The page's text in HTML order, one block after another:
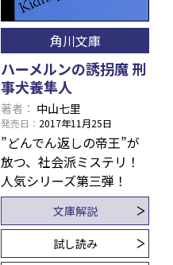
角川文庫
ハーメルンの誘拐魔 刑
事犬養隼人
著者 中山七里
発売日 2017年11月25日
”どんでん返しの帝王”が
放つ、社会派ミステリ！
人気シリーズ第三弾！
文庫解説
試し読み